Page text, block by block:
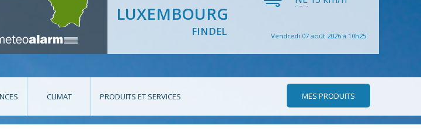
LUXEMBOURG
FINDEL Vendredi 07 août 2026 à 10h25
CLIMAT PRODUITS ET SERVICES MES PRODUITS